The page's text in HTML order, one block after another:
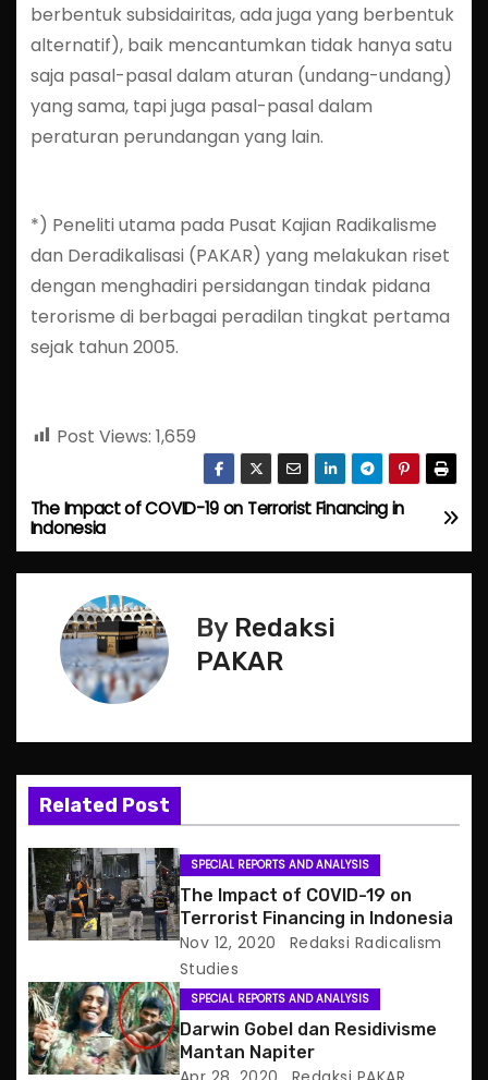
berbentuk subsidairitas, ada juga yang berbentuk
alternatif), baik mencantumkan tidak hanya satu
saja pasal-pasal dalam aturan (undang-undang)
yang sama, tapi juga pasal-pasal dalam
peraturan perundangan yang lain.
*) Peneliti utama pada Pusat Kajian Radikalisme
dan Deradikalisasi (PAKAR) yang melakukan riset
dengan menghadiri persidangan tindak pidana
terorisme di berbagai peradilan tingkat pertama
sejak tahun 2005.
Post Views: 1,659
P
o
a
v
i
g
a
t
i
o
The Impact of COVID-19 on Terrorist Financing in
Indonesia
By Redaksi
PAKAR
Related Post
SPECIAL REPORTS AND ANALYSIS
The Impact of COVID-19 on
Terrorist Financing in Indonesia
Nov 12, 2020
Redaksi Radicalism
Studies
SPECIAL REPORTS AND ANALYSIS
Darwin Gobel dan Residivisme
Mantan Napiter